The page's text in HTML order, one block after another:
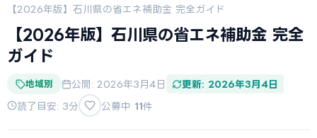
【2026年版】石川県の省エネ補助金 完全ガイド
【2026年版】石川県の省エネ補助金 完全
ガイド
地域別 公開: 2026年3月4日 更新: 2026年3月4日
読了目安: 3分 公募中 11件